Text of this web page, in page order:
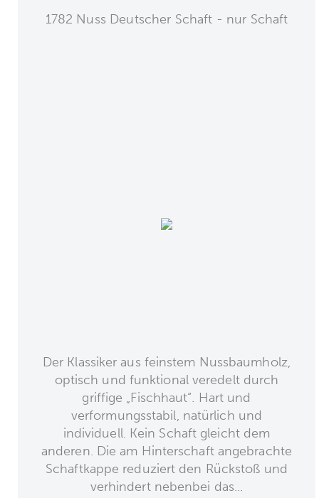
1782 Nuss Deutscher Schaft - nur Schaft
Der Klassiker aus feinstem Nussbaumholz,
optisch und funktional veredelt durch
griffige „Fischhaut“. Hart und
verformungsstabil, natürlich und
individuell. Kein Schaft gleicht dem
anderen. Die am Hinterschaft angebrachte
Schaftkappe reduziert den Rückstoß und
verhindert nebenbei das...